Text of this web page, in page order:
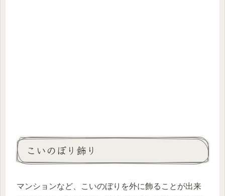
こいのぼり飾り
マンションなど、こいのぼりを外に飾ることが出来